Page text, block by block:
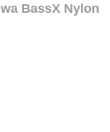
BassX Nylon